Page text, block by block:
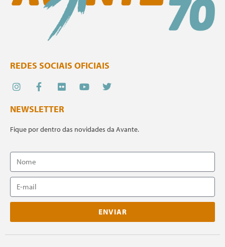
REDES SOCIAIS OFICIAIS
NEWSLETTER
Fique por dentro das novidades da Avante.
ENVIAR